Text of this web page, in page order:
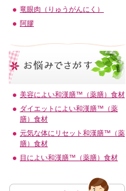
竜眼肉（りゅうがんにく）
阿膠
美容によい和漢膳™（薬膳）食材
ダイエットによい和漢膳™（薬
膳）食材
元気な体にリセット和漢膳™（薬
膳）食材
目によい和漢膳™（薬膳）食材